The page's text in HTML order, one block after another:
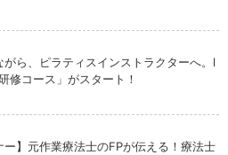
がら、ピラティスインストラクターへ。l
修コース」がスタート！
ー】元作業療法士のFPが伝える！療法士